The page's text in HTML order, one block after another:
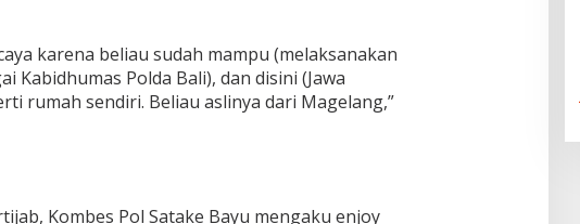
karena beliau sudah mampu (melaksanakan
Kabidhumas Polda Bali), dan disini (Jawa
rumah sendiri. Beliau aslinya dari Magelang,”
Kombes Pol Satake Bayu mengaku enjoy